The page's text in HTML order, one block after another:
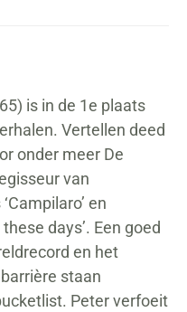
is in de 1e plaats
Vertellen deed
onder meer De
van
en
these days’. Een goed
en het
staan
Peter verfoeit